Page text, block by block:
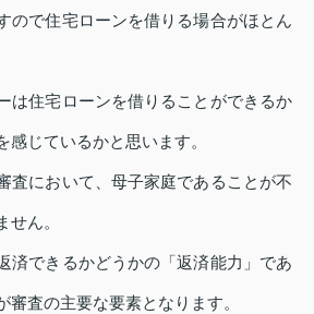
ので住宅ローンを借りる場合がほとん
は住宅ローンを借りることができるか
感じているかと思います。
査において、母子家庭であることが不
ん。
済できるかどうかの「返済能力」であ
審査の主要な要素となります。